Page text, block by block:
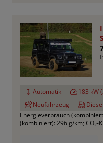
Automatik 183 kW
Neufahrzeug
Diesel
Energieverbrauch
(kombiniert): 296 g/km; CO2-